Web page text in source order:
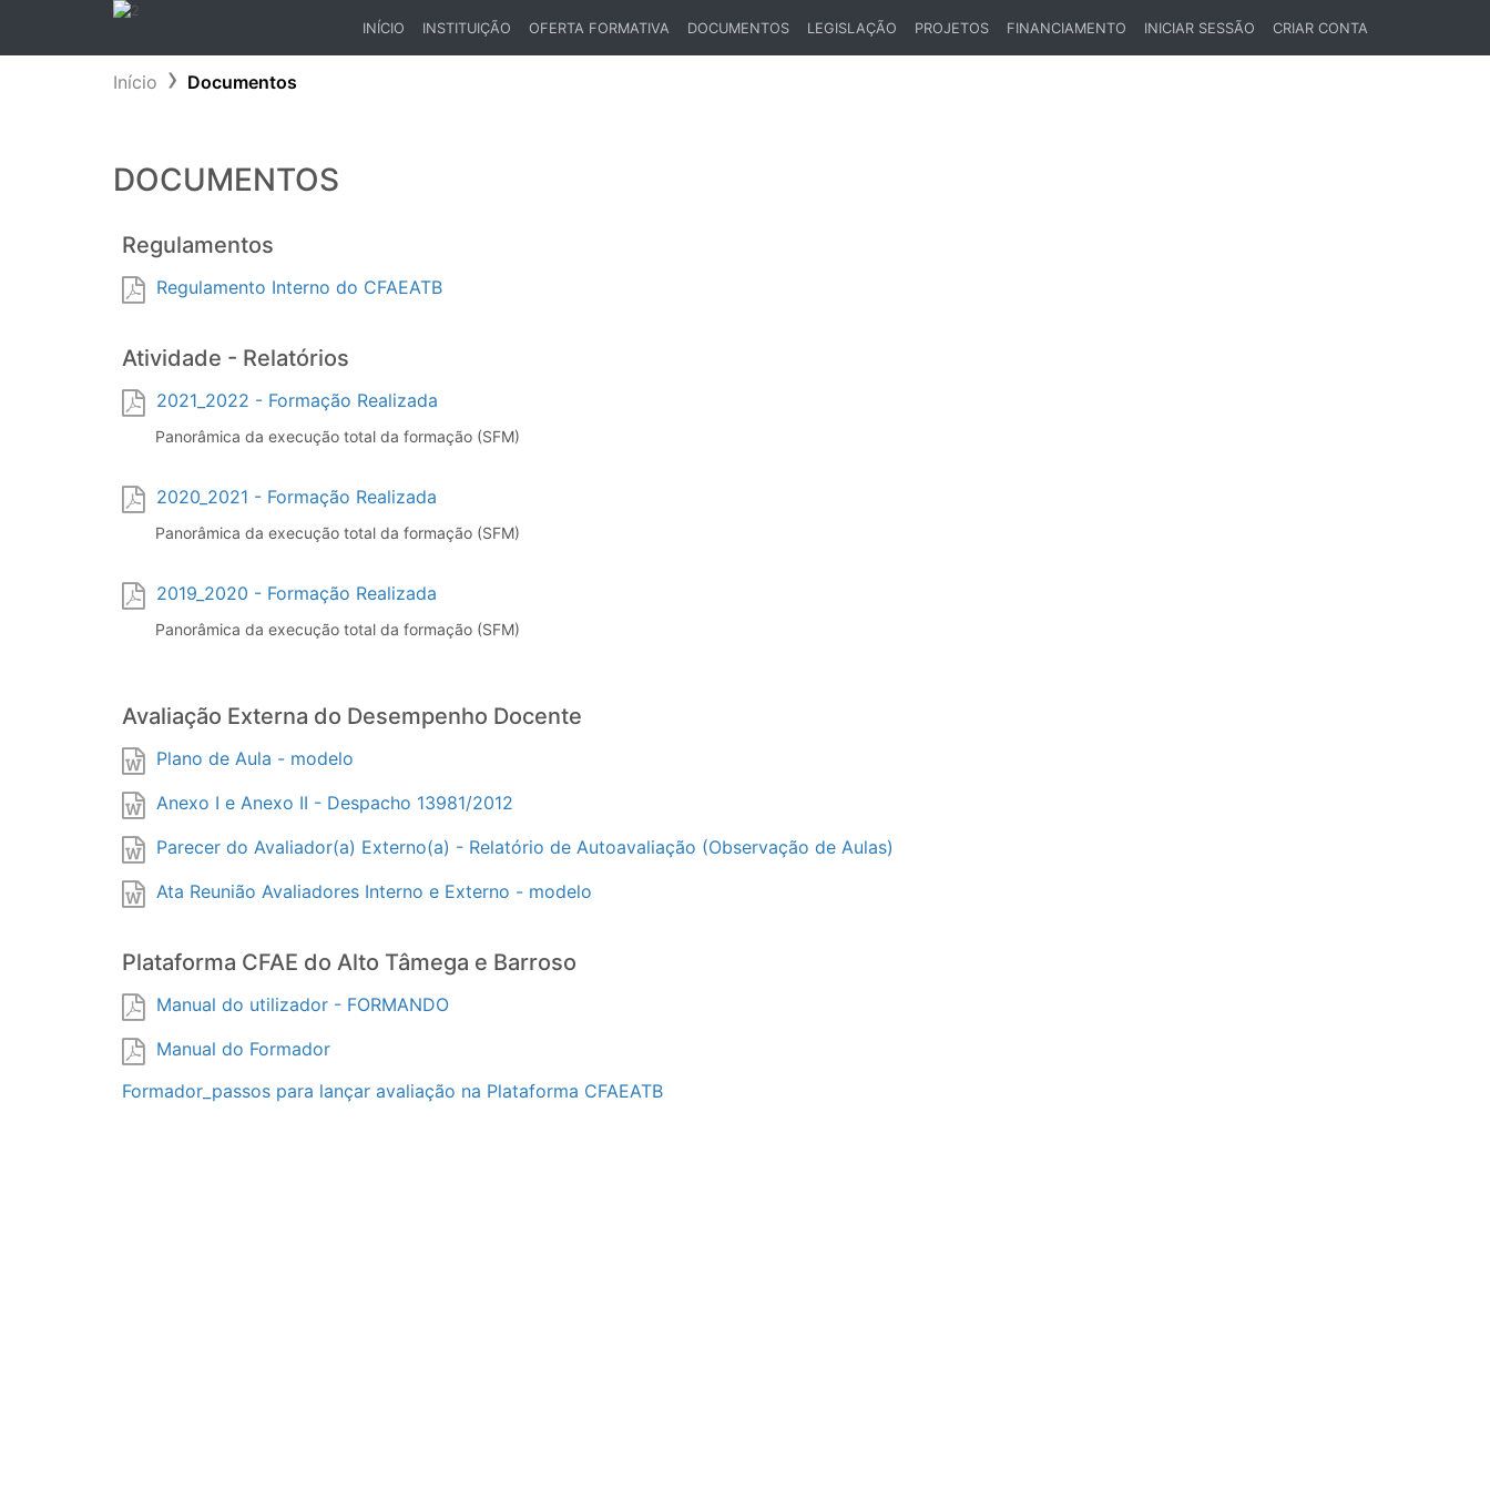
INÍCIO
INSTITUIÇÃO OFERTA FORMATIVA DOCUMENTOS LEGISLAÇÃO PROJETOS FINANCIAMENTO INICIAR SESSÃO CRIAR CONTA
Início Documentos
DOCUMENTOS
Regulamentos
Regulamento Interno do CFAEATB
Atividade - Relatórios
2021_2022 - Formação Realizada
Panorâmica da execução total da formação (SFM)
2020_2021 - Formação Realizada
Panorâmica da execução total da formação (SFM)
2019_2020 - Formação Realizada
Panorâmica da execução total da formação (SFM)
Avaliação Externa do Desempenho Docente
Plano de Aula - modelo
Anexo I e Anexo II - Despacho 13981/2012
Parecer do Avaliador(a) Externo(a) - Relatório de Autoavaliação (Observação de Aulas)
Ata Reunião Avaliadores Interno e Externo - modelo
Plataforma CFAE do Alto Tâmega e Barroso
Manual do utilizador - FORMANDO
Manual do Formador
Formador_passos para lançar avaliação na Plataforma CFAEATB